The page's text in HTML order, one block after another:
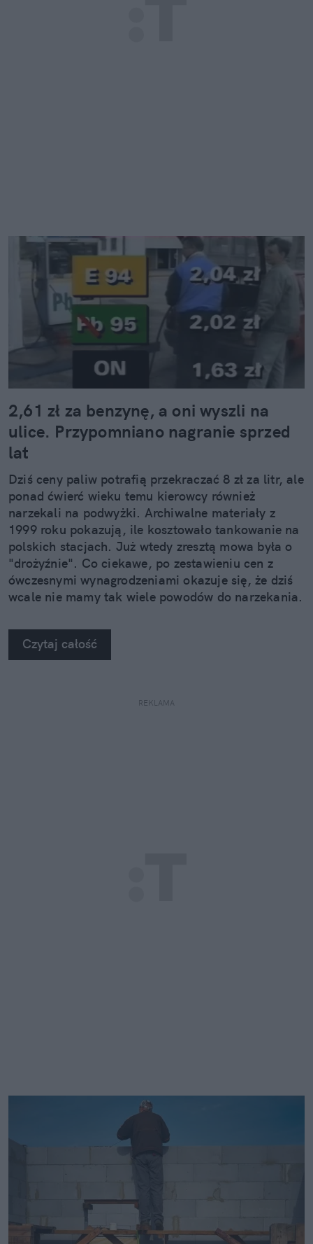
2,61 zł za benzynę, a oni wyszli na
ulice. Przypomniano nagranie sprzed
lat
Dziś ceny paliw potrafią przekraczać 8 zł za litr, ale
ponad ćwierć wieku temu kierowcy również
narzekali na podwyżki. Archiwalne materiały z
1999 roku pokazują, ile kosztowało tankowanie na
polskich stacjach. Już wtedy zresztą mowa była o
"drożyźnie". Co ciekawe, po zestawieniu cen z
ówczesnymi wynagrodzeniami okazuje się, że dziś
wcale nie mamy tak wiele powodów do narzekania.
Czytaj całość
REKLAMA